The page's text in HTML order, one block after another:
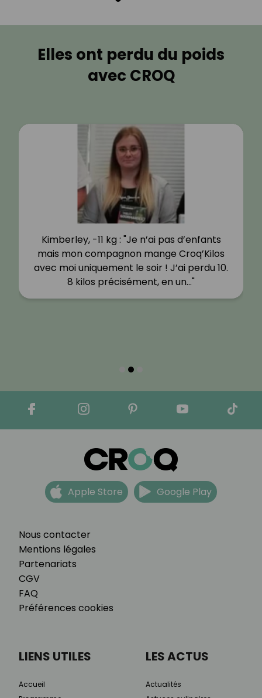
Elles ont perdu du poids
avec CROQ
Kimberley, -11 kg : "Je n’ai pas d’enfants
mais mon compagnon mange Croq’Kilos
avec moi uniquement le soir ! J’ai perdu 10.
8 kilos précisément, en un…"
Nous contacter
Mentions légales
Partenariats
CGV
FAQ
Préférences cookies
Apple Store Google Play
LIENS UTILES
Accueil
LES ACTUS
Actualités